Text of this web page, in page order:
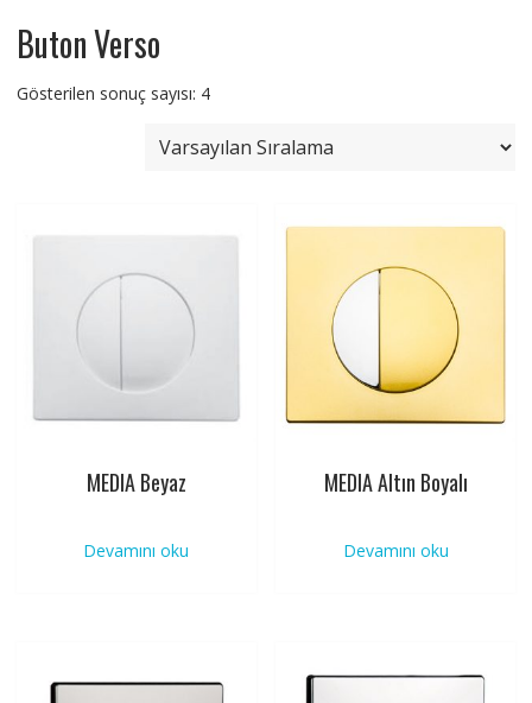
Buton Verso
Gösterilen sonuç sayısı: 4
MEDIA Beyaz
Devamını oku
MEDIA Altın Boyalı
Devamını oku